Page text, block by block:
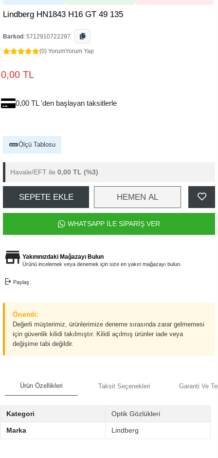
Lindberg HN1843 H16 GT 49 135
Barkod : 5712910722297
(0) YorumYorum Yap
0,00 TL
0,00 TL 'den başlayan taksitlerle
Ölçü Tablosu
Havale/EFT ile 0,00 TL (%3)
SEPETE EKLE HEMEN AL
WHATSAPP İLE SİPARİŞ VER
Yakınınızdaki Mağazayı Bulun
Ürünü incelemek veya denemek için size en yakın mağazayı bulun.
Paylaş
Önemli:
Değerli müşterimiz, ürünlerimize deneme sırasında zarar gelmemesi
için güvenlik kilidi takılmıştır. Kilidi açılmış ürünler iade veya
değişime tabi değildir.
Ürün Özellikleri Taksit Seçenekleri Garanti Ve
Kategori Optik Gözlükleri
Marka Lindberg